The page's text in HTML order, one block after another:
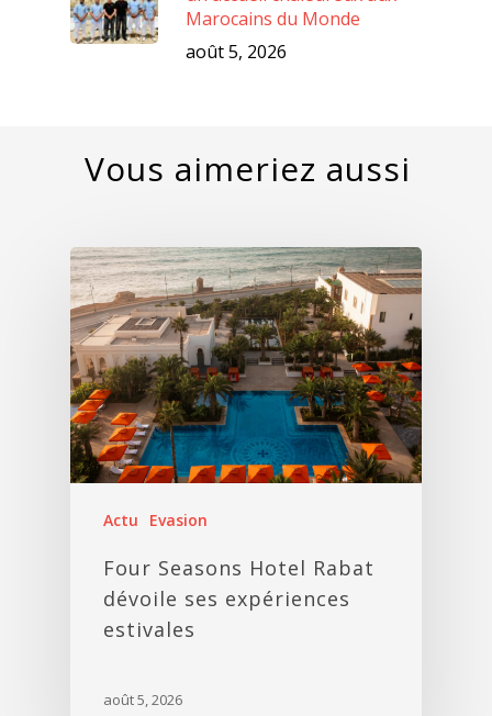
Marocains du Monde
août 5, 2026
Actu Evasion
Four Seasons Hotel Rabat
dévoile ses expériences
estivales
août 5, 2026